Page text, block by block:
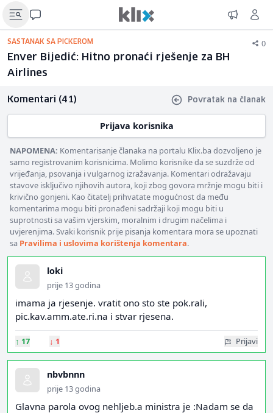
SASTANAK SA PICKEROM 0
Enver Bijedić: Hitno pronaći rješenje za BH
Airlines
Komentari (41) Povratak na članak
Prijava korisnika
NAPOMENA: Komentarisanje članaka na portalu Klix.ba dozvoljeno je
samo registrovanim korisnicima. Molimo korisnike da se suzdrže od
vrijeđanja, psovanja i vulgarnog izražavanja. Komentari odražavaju
stavove isključivo njihovih autora, koji zbog govora mržnje mogu biti i
krivično gonjeni. Kao čitatelj prihvatate mogućnost da među
komentarima mogu biti pronađeni sadržaji koji mogu biti u
suprotnosti sa vašim vjerskim, moralnim i drugim načelima i
uvjerenjima. Svaki korisnik prije pisanja komentara mora se upoznati
sa Pravilima i uslovima korištenja komentara.
loki
prije 13 godina
imama ja rjesenje. vratit ono sto ste pok.rali,
pic.kav.amm.ate.ri.na i stvar rjesena.
↑ 17 ↓ 1 Prijavi
nbvbnnn
prije 13 godina
Glavna parola ovog nehljeb.a ministra je :Nadam se da